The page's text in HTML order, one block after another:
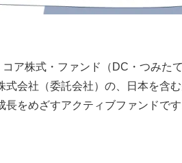
ア株式・ファンド（DC・つみた
式会社（委託会社）の、日本を含
長をめざすアクティブファンドです